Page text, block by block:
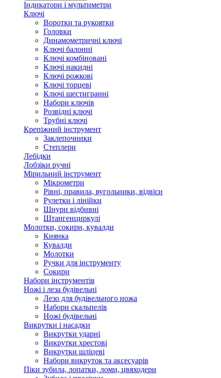
Індикатори і мультиметри
Ключі
Воротки та рукоятки
Головки
Динамометричні ключі
Ключі балонні
Ключі комбіновані
Ключі накидні
Ключі рожкові
Ключі торцеві
Ключі шестигранні
Набори ключів
Розвідні ключі
Трубні ключі
Крепіжний інструмент
Заклепочники
Степлери
Лебідки
Лобзіки ручні
Мірильний інструмент
Мікрометри
Рівні, правила, вугольники, відвіси
Рулетки і лінійки
Шнури відбивні
Штангенциркулі
Молотки, сокири, кувалди
Киянка
Кувалди
Молотки
Ручки для інструменту
Сокири
Набори інструментів
Ножі і леза будівельні
Лезо для будівельного ножа
Набори скальпелів
Ножі будівельні
Викрутки і насадки
Викрутки ударні
Викрутки хрестові
Викрутки шліцеві
Набори викруток та аксесуарів
Піки зубила, лопатки, ломи, цвяходери